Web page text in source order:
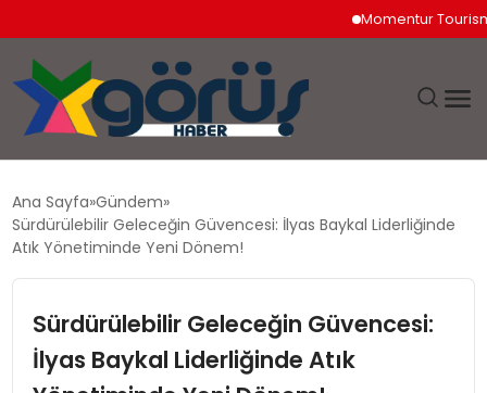
Momentur Tourism &
EKONOMI
MAGAZIN
Ana Sayfa Gündem
Sürdürülebilir Geleceğin Güvencesi: İlyas Baykal Liderliğinde
Atık Yönetiminde Yeni Dönem!
Sürdürülebilir Geleceğin Güvencesi:
İlyas Baykal Liderliğinde Atık